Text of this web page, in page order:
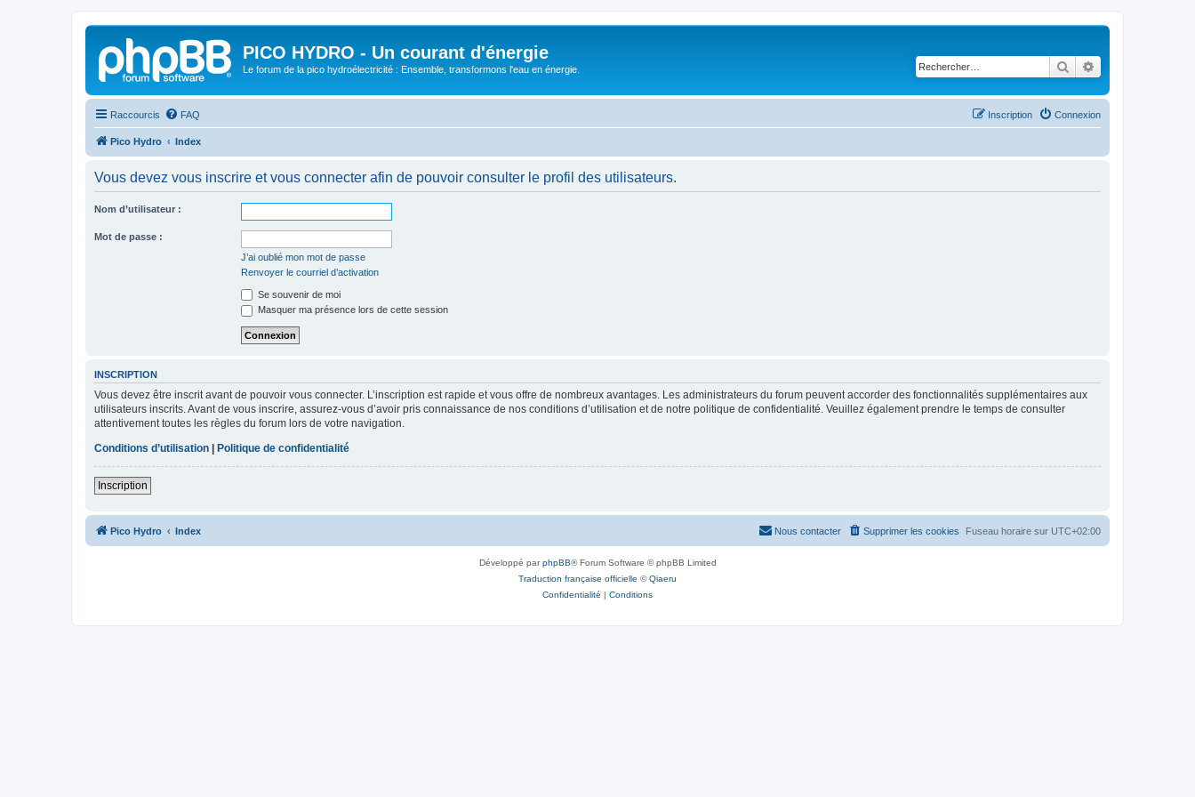
PICO HYDRO - Un courant d'énergie
Le forum de la pico hydroélectricité : Ensemble, transformons l'eau en énergie. Rechercher
Raccourcis FAQ Connexion
Inscription
Pico Hydro Index
Vous devez vous inscrire et vous connecter afin de pouvoir consulter le profil des utilisateurs.
Nom d’utilisateur :
Mot de passe :
J’ai oublié mon mot de passe
Renvoyer le courriel d’activation
Se souvenir de moi
Masquer ma présence lors de cette session
INSCRIPTION
Vous devez être inscrit avant de pouvoir vous connecter. L’inscription est rapide et vous offre de nombreux avantages. Les administrateurs du forum peuvent accorder des fonctionnalités supplémentaires aux
utilisateurs inscrits. Avant de vous inscrire, assurez-vous d’avoir pris connaissance de nos conditions d’utilisation et de notre politique de confidentialité. Veuillez également prendre le temps de consulter
attentivement toutes les règles du forum lors de votre navigation.
Conditions d’utilisation
Politique de confidentialité
Inscription
Pico Hydro Index Fuseau horaire sur UTC+02:00
Supprimer les cookies
Nous contacter
Développé parphpBB® Forum Software © phpBB Limited
Traduction française officielle ©Qiaeru
Confidentialité | Conditions